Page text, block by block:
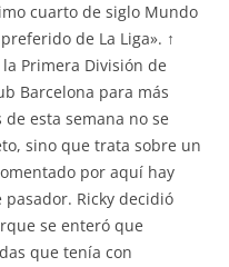
cuarto de siglo Mundo
de La Liga». ↑
Primera División de
Barcelona para más
esta semana no se
sino que trata sobre un
por aquí hay
Ricky decidió
se enteró que
que tenía con